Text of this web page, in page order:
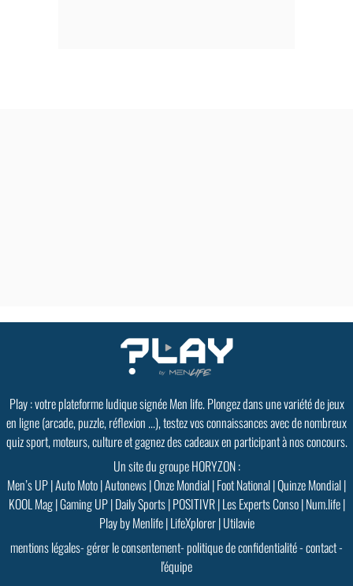
Play : votre plateforme ludique signée Men life. Plongez dans une variété de jeux
en ligne (arcade, puzzle, réflexion ...), testez vos connaissances avec de nombreux
quiz sport, moteurs, culture et gagnez des cadeaux en participant à nos concours.
Un site du groupe HORYZON :
Men’s UP|Auto Moto|Autonews|Onze Mondial|Foot National|Quinze Mondial|
KOOL Mag|Gaming UP|Daily Sports|POSITIVR|Les Experts Conso|Num.life|
Play by Menlife|LifeXplorer|Utilavie
mentions légales-gérer le consentement-politique de confidentialité-contact-
l'équipe